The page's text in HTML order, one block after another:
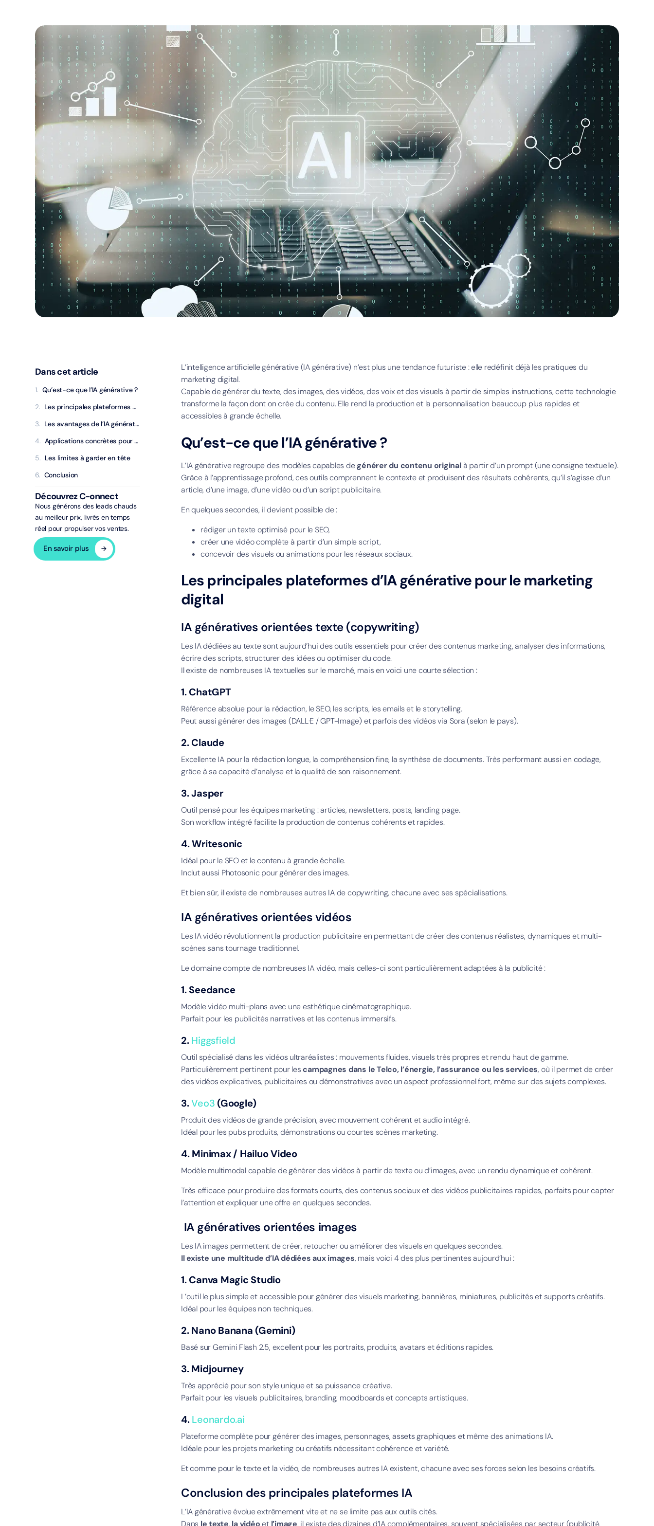
Dans cet article
Qu’est-ce que l’IA générative ?
Les principales plateformes d’IA générative pour le marketing digital
Les avantages de l’IA générative pour le marketing digital
Applications concrètes pour une agence de génération de leads
Les limites à garder en tête
Conclusion
Découvrez C-onnect
Nous générons des leads chauds
au meilleur prix, livrés en temps
réel pour propulser vos ventes.
En savoir plus
L’intelligence artificielle générative (IA générative) n’est plus une tendance futuriste : elle redéfinit déjà les pratiques du
marketing digital.
Capable de générer du texte, des images, des vidéos, des voix et des visuels à partir de simples instructions, cette technologie
transforme la façon dont on crée du contenu. Elle rend la production et la personnalisation beaucoup plus rapides et
accessibles à grande échelle.
Qu’est-ce que l’IA générative ?
L’IA générative regroupe des modèles capables degénérer du contenu originalà partir d’un prompt (une consigne textuelle).
Grâce à l’apprentissage profond, ces outils comprennent le contexte et produisent des résultats cohérents, qu’il s’agisse d’un
article, d’une image, d’une vidéo ou d’un script publicitaire.
En quelques secondes, il devient possible de :
rédiger un texte optimisé pour le SEO,
créer une vidéo complète à partir d’un simple script,
concevoir des visuels ou animations pour les réseaux sociaux.
Les principales plateformes d’IA générative pour le marketing
digital
IA génératives orientées texte (copywriting)
Les IA dédiées au texte sont aujourd’hui des outils essentiels pour créer des contenus marketing, analyser des informations,
écrire des scripts, structurer des idées ou optimiser du code.
Il existe de nombreuses IA textuelles sur le marché, mais en voici une courte sélection :
1. ChatGPT
Référence absolue pour la rédaction, le SEO, les scripts, les emails et le storytelling.
Peut aussi générer des images (DALL·E / GPT-Image) et parfois des vidéos via Sora (selon le pays).
2. Claude
Excellente IA pour la rédaction longue, la compréhension fine, la synthèse de documents. Très performant aussi en codage,
grâce à sa capacité d’analyse et la qualité de son raisonnement.
3. Jasper
Outil pensé pour les équipes marketing : articles, newsletters, posts, landing page.
Son workflow intégré facilite la production de contenus cohérents et rapides.
4. Writesonic
Idéal pour le SEO et le contenu à grande échelle.
Inclut aussi Photosonic pour générer des images.
Et bien sûr, il existe de nombreuses autres IA de copywriting, chacune avec ses spécialisations.
IA génératives orientées vidéos
Les IA vidéo révolutionnent la production publicitaire en permettant de créer des contenus réalistes, dynamiques et multi-
scènes sans tournage traditionnel.
Le domaine compte de nombreuses IA vidéo, mais celles-ci sont particulièrement adaptées à la publicité :
1. Seedance
Modèle vidéo multi-plans avec une esthétique cinématographique.
Parfait pour les publicités narratives et les contenus immersifs.
2.Higgsfield
Outil spécialisé dans les vidéos ultraréalistes : mouvements fluides, visuels très propres et rendu haut de gamme.
Particulièrement pertinent pour lescampagnes dans le Telco, l’énergie, l’assurance ou les services, où il permet de créer
des vidéos explicatives, publicitaires ou démonstratives avec un aspect professionnel fort, même sur des sujets complexes.
3.Veo3 (Google)
Produit des vidéos de grande précision, avec mouvement cohérent et audio intégré.
Idéal pour les pubs produits, démonstrations ou courtes scènes marketing.
4. Minimax / Hailuo Video
Modèle multimodal capable de générer des vidéos à partir de texte ou d’images, avec un rendu dynamique et cohérent.
Très efficace pour produire des formats courts, des contenus sociaux et des vidéos publicitaires rapides, parfaits pour capter
l’attention et expliquer une offre en quelques secondes.
IA génératives orientées images
Les IA images permettent de créer, retoucher ou améliorer des visuels en quelques secondes.
Il existe une multitude d’IA dédiées aux images, mais voici 4 des plus pertinentes aujourd’hui :
1. Canva Magic Studio
L’outil le plus simple et accessible pour générer des visuels marketing, bannières, miniatures, publicités et supports créatifs.
Idéal pour les équipes non techniques.
2. Nano Banana (Gemini)
Basé sur Gemini Flash 2.5, excellent pour les portraits, produits, avatars et éditions rapides.
3. Midjourney
Très apprécié pour son style unique et sa puissance créative.
Parfait pour les visuels publicitaires, branding, moodboards et concepts artistiques.
4.Leonardo.ai
Plateforme complète pour générer des images, personnages, assets graphiques et même des animations IA.
Idéale pour les projets marketing ou créatifs nécessitant cohérence et variété.
Et comme pour le texte et la vidéo, de nombreuses autres IA existent, chacune avec ses forces selon les besoins créatifs.
Conclusion des principales plateformes IA
L’IA générative évolue extrêmement vite et ne se limite pas aux outils cités.
Dans le texte, la vidéoet l’image, il existe des dizaines d’IA complémentaires, souvent spécialisées par secteur (publicité,